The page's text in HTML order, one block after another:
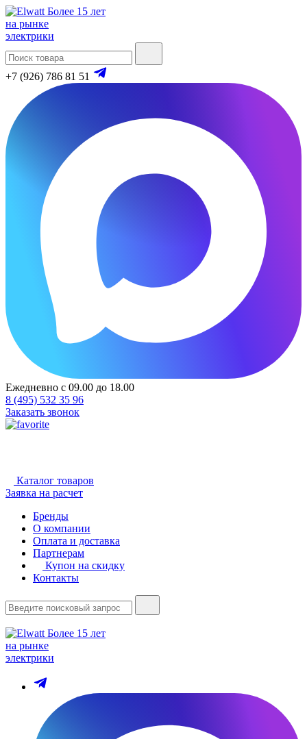
Более 15 лет
на рынке
электрики
+7 (926) 786 81 51
Ежедневно с 09.00 до 18.00
8 (495) 532 35 96
Заказать звонок
Каталог товаров
Заявка на расчет
Бренды
О компании
Оплата и доставка
Партнерам
Купон на скидку
Контакты
Более 15 лет
на рынке
электрики